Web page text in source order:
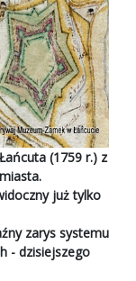
(1759 r.) z
już tylko
zarys systemu
- dzisiejszego